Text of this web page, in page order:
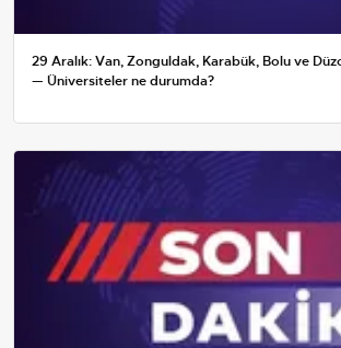
29 Aralık: Van, Zonguldak, Karabük, Bolu ve
— Üniversiteler ne durumda?